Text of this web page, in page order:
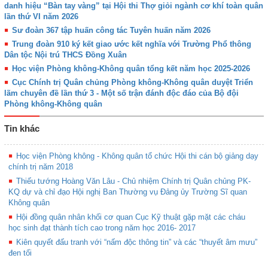
danh hiệu “Bàn tay vàng” tại Hội thi Thợ giỏi ngành cơ khí toàn quân
lần thứ VI năm 2026
Sư đoàn 367 tập huấn công tác Tuyên huấn năm 2026
Trung đoàn 910 ký kết giao ước kết nghĩa với Trường Phổ thông
Dân tộc Nội trú THCS Đồng Xuân
Học viện Phòng không-Không quân tổng kết năm học 2025-2026
Cục Chính trị Quân chủng Phòng không-Không quân duyệt Triển
lãm chuyên đề lần thứ 3 - Một số trận đánh độc đáo của Bộ đội
Phòng không-Không quân
Tin khác
Học viện Phòng không - Không quân tổ chức Hội thi cán bộ giảng dạy
chính trị năm 2018
Thiếu tướng Hoàng Văn Lâu - Chủ nhiệm Chính trị Quân chủng PK-
KQ dự và chỉ đạo Hội nghị Ban Thường vụ Đảng ủy Trường Sĩ quan
Không quân
Hội đồng quân nhân khối cơ quan Cục Kỹ thuật gặp mặt các cháu
học sinh đạt thành tích cao trong năm học 2016- 2017
Kiên quyết đấu tranh với “nấm độc thông tin” và các “thuyết âm mưu”
đen tối